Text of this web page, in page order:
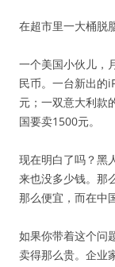
在超市里一大桶脱
一个美国小伙儿，
民币。一台新出的
元；一双意大利款
国要卖1500元。
现在明白了吗？黑
来也没多少钱。那
那么便宜，而在中
如果你带着这个问
卖得那么贵。企业